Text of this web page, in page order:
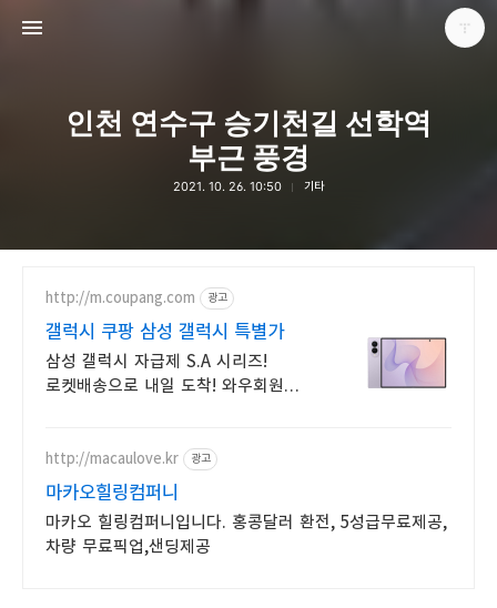
인천 연수구 승기천길 선학역
부근 풍경
2021. 10. 26. 10:50 기타
http://m.coupang.com 광고
갤럭시 쿠팡 삼성 갤럭시 특별가
삼성 갤럭시 자급제 S.A 시리즈!
로켓배송으로 내일 도착! 와우회원
http://macaulove.kr 광고
마카오힐링컴퍼니
마카오 힐링컴퍼니입니다. 홍콩달러 환전, 5성급무료제공,
차량 무료픽업,샌딩제공
다용도 개인블로그